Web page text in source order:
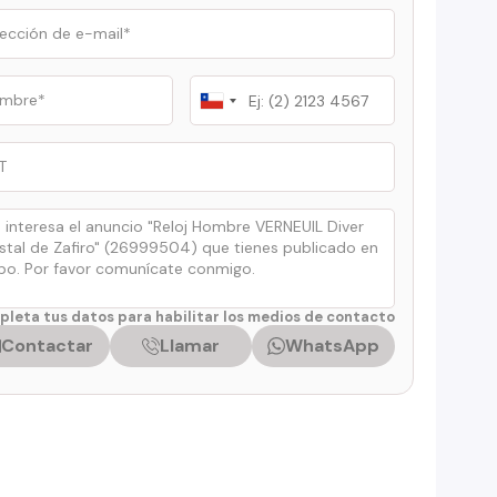
Chile
+56
tus datos para habilitar los medios de contacto
Contactar Llamar WhatsApp